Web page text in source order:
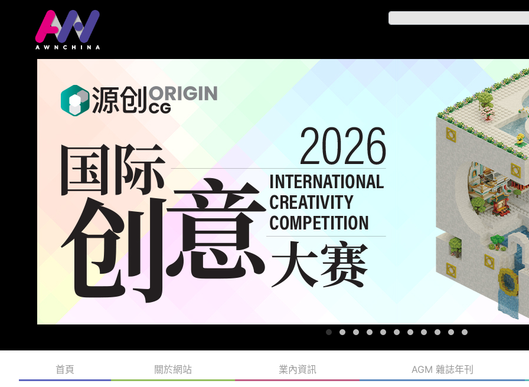
首頁 關於網站 業內資訊 AGM 雜誌年刊